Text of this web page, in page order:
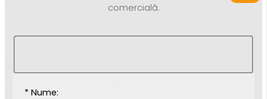
comercială.
* Nume: